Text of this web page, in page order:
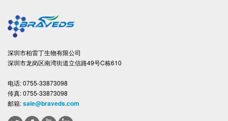
深圳市柏雷丁生物有限公司
深圳市龙岗区南湾街道立信路49号C栋610
电话:0755-33873098
传真:0755-33873098
邮箱:sale@braveds.com